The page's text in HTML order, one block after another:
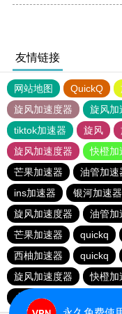
友情链接
网站地图 QuickQ
旋风加速度器
旋风加
tiktok加速器
旋风
旋风加速度器
快橙加
芒果加速器
油管加速
ins加速器
银河加速器
旋风加速度器
油管加
芒果加速器
quickq
西柚加速器
quickq
旋风加速度器
快橙加
小猫咪ciash加速器